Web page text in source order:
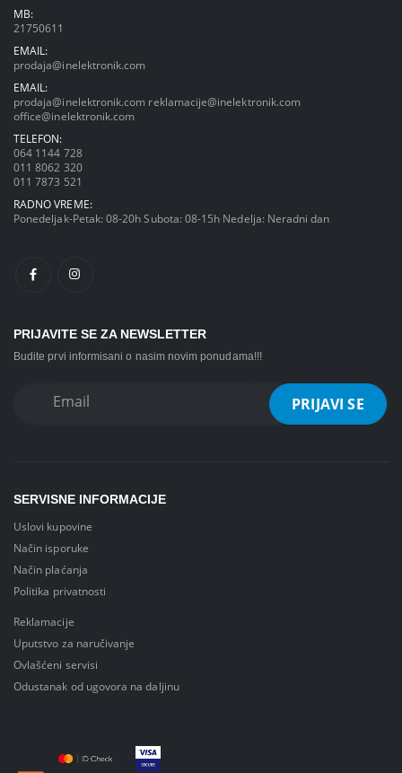
MB:
21750611
EMAIL:
prodaja@inelektronik.com
EMAIL:
prodaja@inelektronik.com reklamacije@inelektronik.com
office@inelektronik.com
TELEFON:
064 1144 728
011 8062 320
011 7873 521
RADNO VREME:
Ponedeljak-Petak: 08-20h Subota: 08-15h Nedelja: Neradni dan
PRIJAVITE SE ZA NEWSLETTER
Budite prvi informisani o nasim novim ponudama!!!
SERVISNE INFORMACIJE
Uslovi kupovine
Način isporuke
Način plaćanja
Politika privatnosti
Reklamacije
Uputstvo za naručivanje
Ovlašćeni servisi
Odustanak od ugovora na daljinu